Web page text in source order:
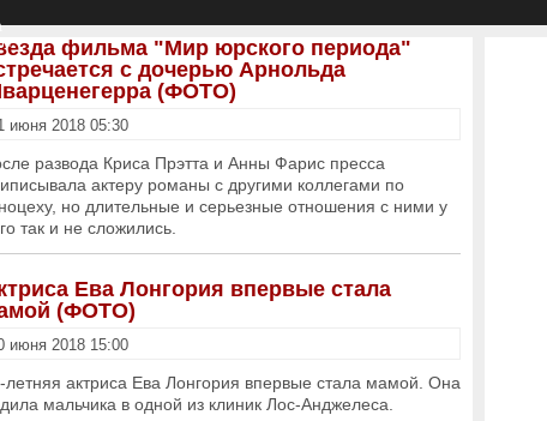
фильма "Мир юрского периода"
с дочерью Арнольда
(ФОТО)
июня 2018 05:30
развода Криса Прэтта и Анны Фарис пресса
актеру романы с другими коллегами по
но длительные и серьезные отношения с ними у
так и не сложились.
Ева Лонгория впервые стала
(ФОТО)
июня 2018 15:00
летняя актриса Ева Лонгория впервые стала мамой. Она
мальчика в одной из клиник Лос-Анджелеса.